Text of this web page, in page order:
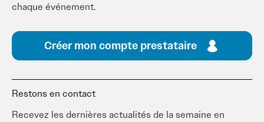
chaque événement.
Créer mon compte prestataire
Restons en contact
Recevez les dernières actualités de la semaine en